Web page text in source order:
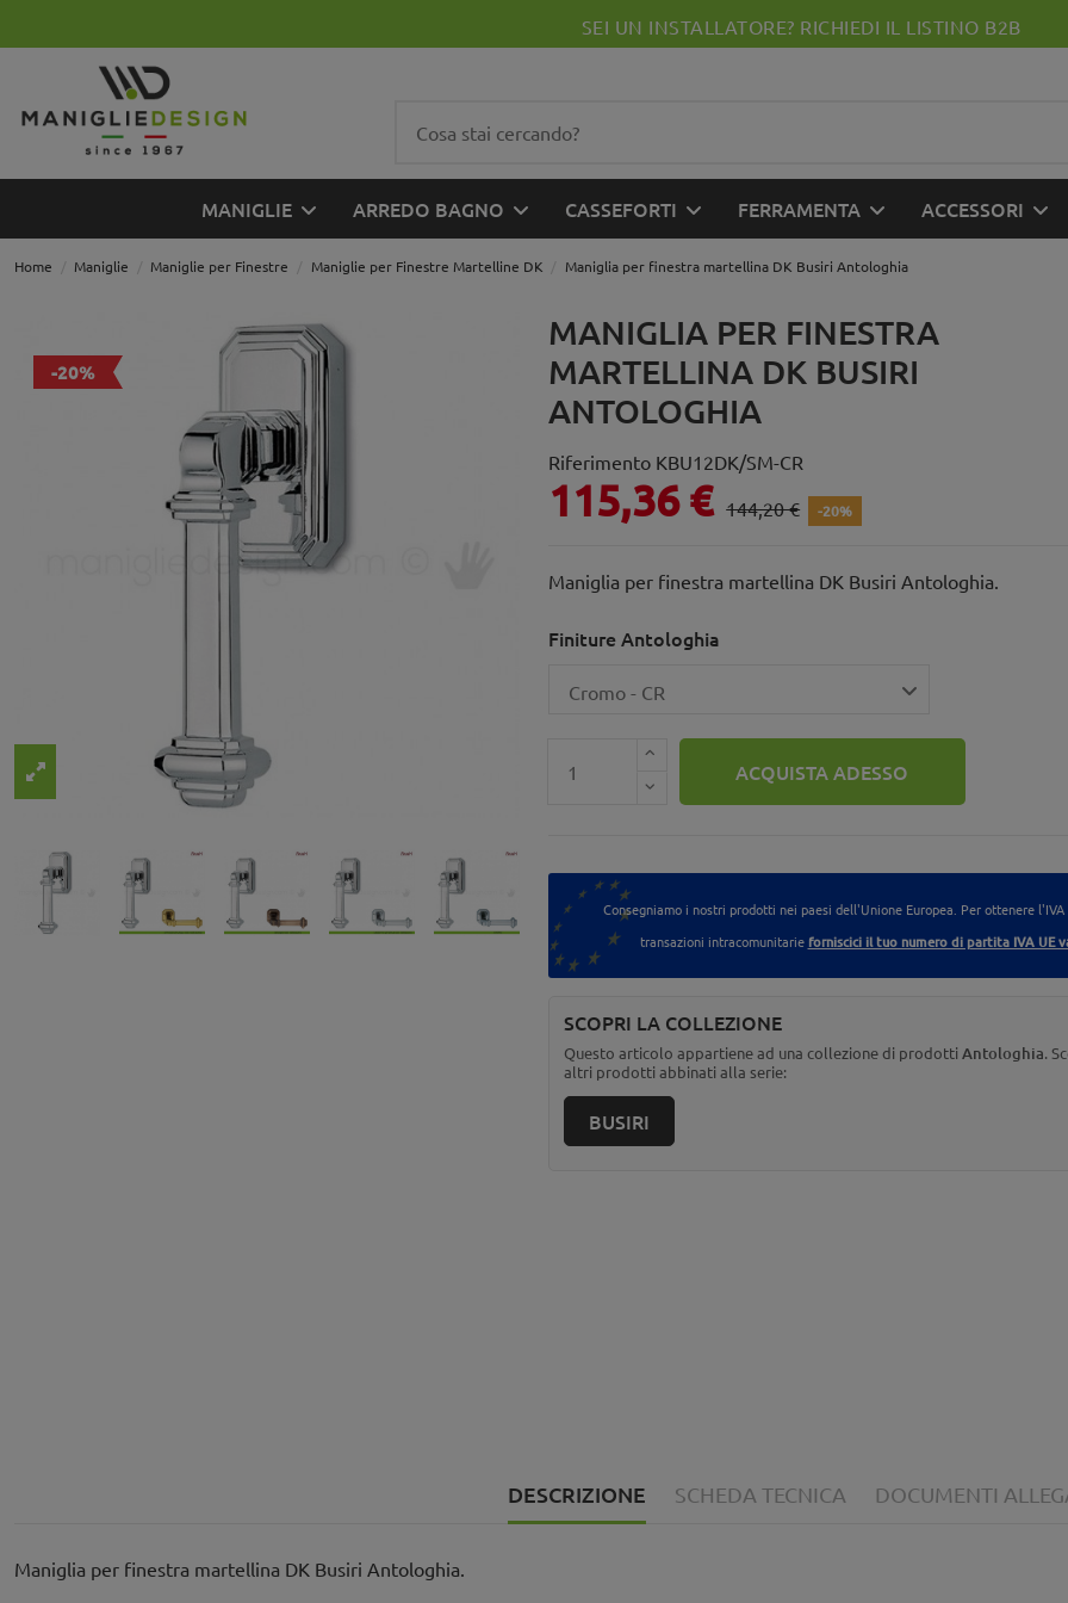
SEI UN INSTALLATORE? RICHIEDI IL LISTINO B2B
MANIGLIE ARREDO BAGNO CASSEFORTI FERRAMENTA ACCESSORI
Home Maniglie Maniglie per Finestre Maniglie per Finestre Martelline DK Maniglia per finestra martellina DK Busiri Antologhia
-20%
MANIGLIA PER FINESTRA
MARTELLINA DK BUSIRI
ANTOLOGHIA
Riferimento KBU12DK/SM-CR
115,36 € 144,20 € -20%
Maniglia per finestra martellina DK Busiri Antologhia.
Finiture Antologhia
ACQUISTA ADESSO
Consegniamo i nostri prodotti nei paesi dell'Unione Europea. Per ottenere l'IVA
transazioni intracomunitarie forniscici il tuo numero di partita IVA UE
SCOPRI LA COLLEZIONE
Questo articolo appartiene ad una collezione di prodotti Antologhia.
altri prodotti abbinati alla serie:
BUSIRI
DESCRIZIONE SCHEDA TECNICA DOCUMENTI
Maniglia per finestra martellina DK Busiri Antologhia.